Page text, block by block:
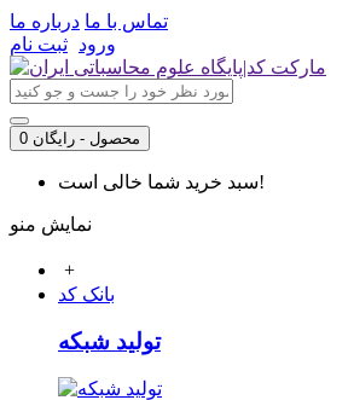
تماس با ما درباره ما
ورود ثبت نام
0 محصول - رایگان
سبد خرید شما خالی است!
نمایش منو
+
بانک کد
تولید شبکه